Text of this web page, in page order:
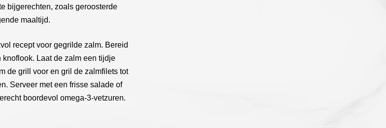
bijgerechten, zoals geroosterde
maaltijd.
recept voor gegrilde zalm. Bereid
Laat de zalm een tijdje
de grill voor en gril de zalmfilets tot
Serveer met een frisse salade of
boordevol omega-3-vetzuren.